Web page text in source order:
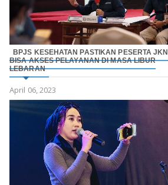
BPJS KESEHATAN PASTIKAN PESERTA JKN
BISA AKSES PELAYANAN DI MASA LIBUR
LEBARAN
April 06, 2023